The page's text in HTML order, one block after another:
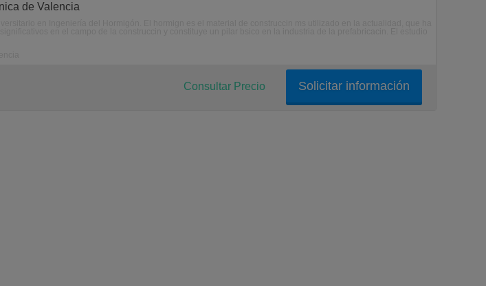
de Valencia
Solicitar información
Consultar Precio